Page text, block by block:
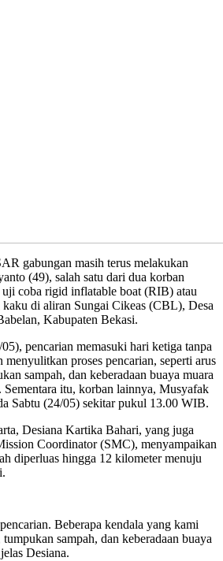
gabungan masih terus melakukan
(49), salah satu dari dua korban
uji coba rigid inflatable boat (RIB) atau
kaku di aliran Sungai Cikeas (CBL), Desa
Kabupaten Bekasi.
pencarian memasuki hari ketiga tanpa
menyulitkan proses pencarian, seperti arus
sampah, dan keberadaan buaya muara
itu, korban lainnya, Musyafak
Sabtu (24/05) sekitar pukul 13.00 WIB.
Desiana Kartika Bahari, yang juga
Coordinator (SMC), menyampaikan
diperluas hingga 12 kilometer menuju
Beberapa kendala yang kami
tumpukan sampah, dan keberadaan buaya
Desiana.